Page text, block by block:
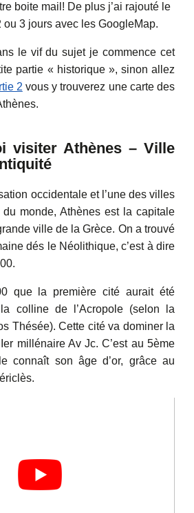
boite mail! De plus j’ai rajouté le
ou 3 jours avec les GoogleMap.
le vif du sujet je commence cet
partie « historique », sinon allez
2 vous y trouverez une carte des
visiter Athènes – Ville
occidentale et l’une des villes
du monde, Athènes est la capitale
ville de la Grèce. On a trouvé
dés le Néolithique, c’est à dire
que la première cité aurait été
colline de l’Acropole (selon la
Thésée). Cette cité va dominer la
millénaire Av Jc. C’est au 5ème
connaît son âge d’or, grâce au